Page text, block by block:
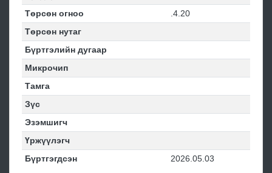
Төрсөн огноо
.4.20
Төрсөн нутаг
Бүртгэлийн дугаар
Микрочип
Тамга
Зүс
Эзэмшигч
Үржүүлэгч
Бүртгэгдсэн
2026.05.03